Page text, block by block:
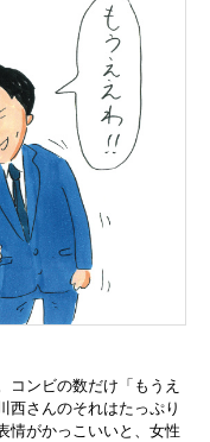
コンビの数だけ「もうえ
西さんのそれはたっぷり
情がかっこいいと、女性